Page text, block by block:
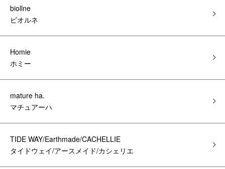
biollne
ビオルネ
Homie
ホミー
mature ha.
マチュアーハ
TIDE WAY/Earthmade/CACHELLIE
タイドウェイ/アースメイド/カシェリエ